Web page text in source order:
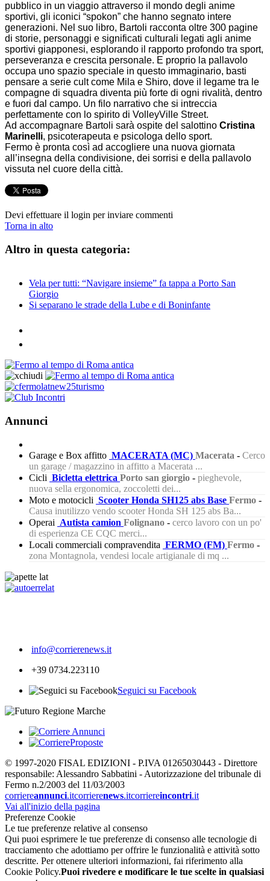
pubblico in un viaggio attraverso il mondo degli anime
sportivi, gli iconici “spokon” che hanno segnato intere
generazioni. Nel suo libro, Bartoli racconta oltre 300 pagine
di storie, personaggi e significati culturali legati agli anime
sportivi giapponesi, esplorando il rapporto profondo tra sport,
perseveranza e crescita personale. E proprio la pallavolo
occupa uno spazio speciale in questo immaginario, basti
pensare a serie cult come Mila e Shiro, dove il legame tra le
compagne di squadra diventa più forte di ogni rivalità, dentro
e fuori dal campo. Un filo narrativo che si intreccia
perfettamente con lo spirito di VolleyVille Street.
Ad accompagnare Bartoli sarà ospite del salottino Cristina
Marinelli, psicoterapeuta e psicologa dello sport.
Fermo è pronta così ad accogliere una nuova giornata
all’insegna della condivisione, dei sorrisi e della pallavolo
vissuta nel cuore della città.
Devi effettuare il login per inviare commenti
Torna in alto
Altro in questa categoria:
Vela per tutti: “Navigare insieme” fa tappa a Porto San
Giorgio
Si separano le strade della Lube e di Boninfante
Annunci
Garage e Box affitto MACERATA (MC) Macerata - Cerco
un garage / magazzino in affitto a Macerata ...
Cicli Bicletta elettrica Porto san giorgio - pieghevole,
nuova sella ergonomica, zoccoletti dei...
Moto e motocicli Scooter Honda SH125 abs Base Fermo -
Causa inutilizzo vendo scooter Honda SH 125 abs Ba...
Operai Autista camion Folignano - cerco lavoro con un po'
di esperienza CE CQC merci...
Locali commerciali compravendita FERMO (FM) Fermo -
zona Montagnola, vendesi locale artigianale di mq ...
info@corrierenews.it
+39 0734.223110
Seguici su Facebook
© 1997-2020 FISAL EDIZIONI - P.IVA 01265030443 - Direttore
responsabile: Alessandro Sabbatini - Autorizzazione del tribunale di
Fermo n.2/2003 del 11/03/2003
corriereannunci.itcorrierenews.itcorriereincontri.it
Vai all'inizio della pagina
Preferenze Cookie
Le tue preferenze relative al consenso
Qui puoi esprimere le tue preferenze di consenso alle tecnologie di
tracciamento che adottiamo per offrire le funzionalità e attività sotto
descritte. Per ottenere ulteriori informazioni, fai riferimento alla
Cookie Policy.Puoi rivedere e modificare le tue scelte in qualsiasi